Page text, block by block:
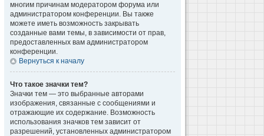
многим причинам модератором форума или
администратором конференции. Вы также
можете иметь возможность закрывать
созданные вами темы, в зависимости от прав,
предоставленных вам администратором
конференции.
Вернуться к началу
Что такое значки тем?
Значки тем — это выбранные авторами
изображения, связанные с сообщениями и
отражающие их содержание. Возможность
использования значков тем зависит от
разрешений, установленных администратором